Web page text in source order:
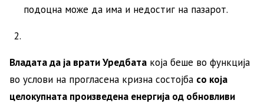
подоцна може да има и недостиг на пазарот.
Владата да ја врати Уредбата која беше во функција
во услови на прогласена кризна состојба со која
целокупната произведена енергија од обновливи